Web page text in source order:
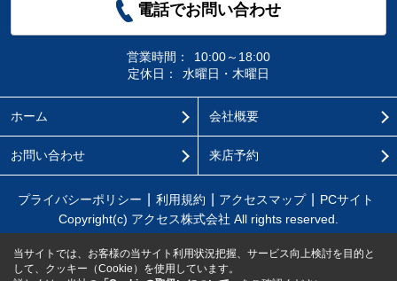
電話でお問い合わせ
営業時間：
10:00～18:00
定休日：
水曜日・木曜日
ホーム 会社概要
お問い合わせ 来店予約
プライバシーポリシー 利用規約 アクセスマップ
PCサイト
Copyright(c) アクセス株式会社 All rights reserved.
当サイトでは、お客様の当サイト利用状況把握、サービス向上検討を目的と
して、クッキー（Cookie）を使用しています。